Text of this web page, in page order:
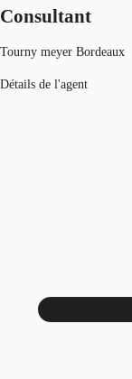
Consultant
Tourny meyer Bordeaux
Détails de l'agent